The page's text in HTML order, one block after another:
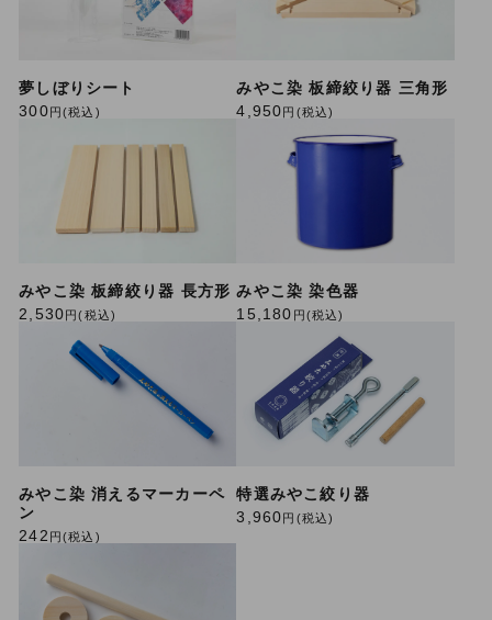
夢しぼりシート
300円(税込)
みやこ染 板締絞り器 三角形
4,950円(税込)
みやこ染 板締絞り器 長方形
2,530円(税込)
みやこ染 染色器
15,180 円(税込)
みやこ染 消えるマーカーペ
ン
242 円(税込)
特選みやこ絞り器
3,960円(税込)